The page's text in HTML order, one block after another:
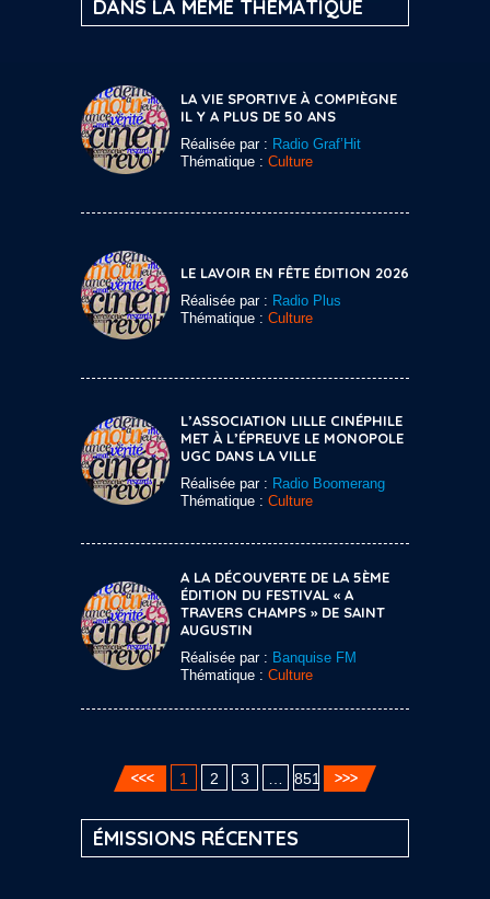
DANS LA MÊME THÉMATIQUE
LA VIE SPORTIVE À COMPIÈGNE
IL Y A PLUS DE 50 ANS
Réalisée par : Radio Graf’Hit
Thématique : Culture
LE LAVOIR EN FÊTE ÉDITION 2026
Réalisée par : Radio Plus
Thématique : Culture
L’ASSOCIATION LILLE CINÉPHILE
MET À L’ÉPREUVE LE MONOPOLE
UGC DANS LA VILLE
Réalisée par : Radio Boomerang
Thématique : Culture
A LA DÉCOUVERTE DE LA 5ÈME
ÉDITION DU FESTIVAL « A
TRAVERS CHAMPS » DE SAINT
AUGUSTIN
Réalisée par : Banquise FM
Thématique : Culture
1 2 3 851
ÉMISSIONS RÉCENTES